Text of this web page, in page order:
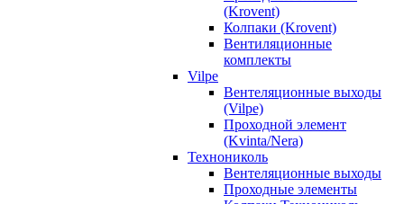
(Krovent)
Колпаки (Krovent)
Вентиляционные
комплекты
Vilpe
Вентеляционные выходы
(Vilpe)
Проходной элемент
(Kvinta/Nera)
Технониколь
Вентеляционные выходы
Проходные элементы